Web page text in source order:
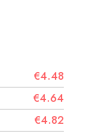
€4.48
€4.64
€4.82